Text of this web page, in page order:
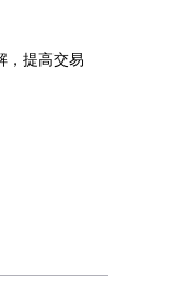
，提高交易